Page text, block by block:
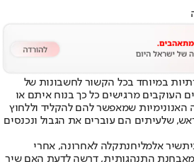
במיוחד בכל הקשור לחשבונות של
העוקבים מרגישים כל כך בנוח איתם או
האנונימיות שמאפשר להם להקליד וללחוץ
שלעיתים הם עוברים את הגבול ונכנסים
שיר אלמליחנתקלה לאחרונה, אחרי
התנהגותית, דרשה לדעת האם שיר